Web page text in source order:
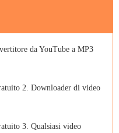
da YouTube a MP3
2. Downloader di video
3. Qualsiasi video